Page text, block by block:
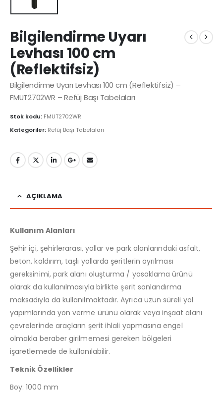
Bilgilendirme Uyarı
Levhası 100 cm
(Reflektifsiz)
Bilgilendirme Uyarı Levhası 100 cm (Reflektifsiz) –
FMUT2702WR – Refüj Başı Tabelaları
Stok kodu: FMUT2702WR
Kategoriler: Refüj Başı Tabelaları
AÇIKLAMA
Kullanım Alanları
Şehir içi, şehirlerarası, yollar ve park alanlarındaki asfalt,
beton, kaldırım, taşlı yollarda şeritlerin ayrılması
gereksinimi, park alanı oluşturma / yasaklama ürünü
olarak da kullanılmasıyla birlikte şerit sonlandırma
maksadıyla da kullanılmaktadır. Ayrıca uzun süreli yol
yapımlarında yön verme ürünü olarak veya inşaat alanı
çevrelerinde araçların şerit ihlali yapmasına engel
olmakla beraber girilmemesi gereken bölgeleri
işaretlemede de kullanılabilir.
Teknik Özellikler
Boy: 1000 mm